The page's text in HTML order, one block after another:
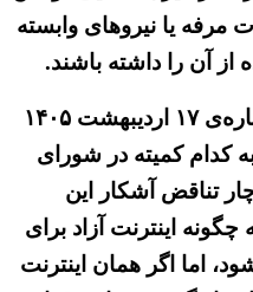
مرفه یا نیروهای وابسته
از آن را داشته باشند.
روزنامه‌ی دنیای اقتصاد در شماره‌ی ۱۷ اردیبهشت ۱۴۰۵
کدام کمیته در شورای
تناقض آشکار این
اینترنت آزاد برای
اما اگر همان اینترنت